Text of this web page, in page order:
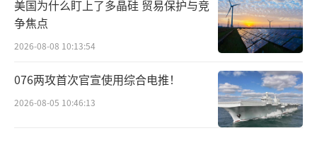
美国为什么盯上了多晶硅 贸易保护与竞
争焦点
2026-08-08 10:13:54
076两攻首次官宣使用综合电推！
2026-08-05 10:46:13